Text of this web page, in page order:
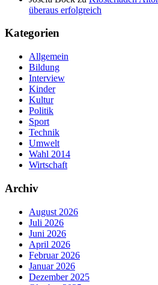
überaus erfolgreich
Kategorien
Allgemein
Bildung
Interview
Kinder
Kultur
Politik
Sport
Technik
Umwelt
Wahl 2014
Wirtschaft
Archiv
August 2026
Juli 2026
Juni 2026
April 2026
Februar 2026
Januar 2026
Dezember 2025